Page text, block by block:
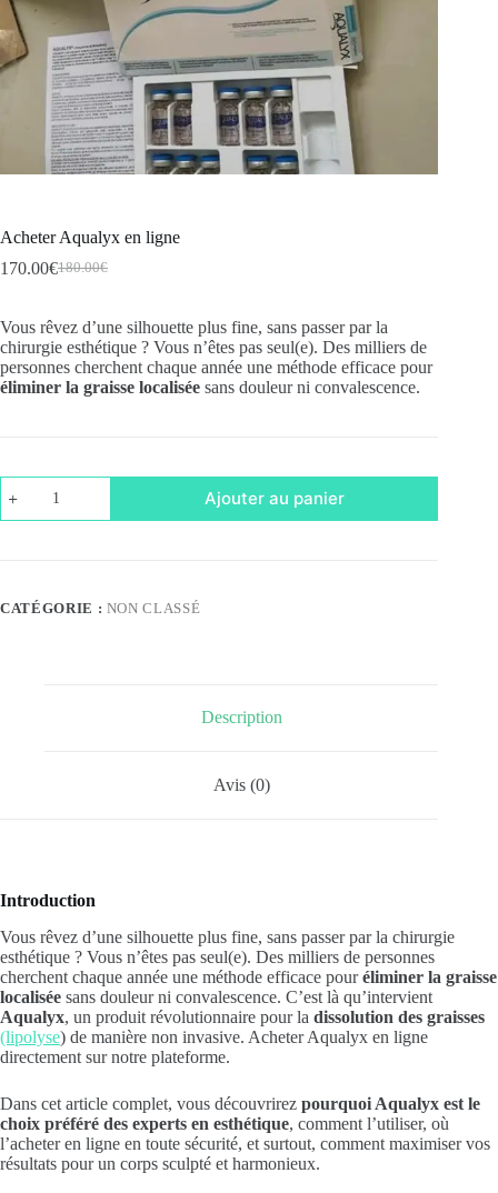
Acheter Aqualyx en ligne
180.00€
Le
était :
180.00€.
170.00€Le
est :
170.00€.
Vous rêvez d’une silhouette plus fine, sans passer par la
chirurgie esthétique ? Vous n’êtes pas seul(e). Des milliers de
personnes cherchent chaque année une méthode efficace pour
éliminer la graisse localisée sans douleur ni convalescence.
quantité
de
Acheter
Ajouter au panier
CATÉGORIE : NON CLASSÉ
Description
Avis (0)
Introduction
Vous rêvez d’une silhouette plus fine, sans passer par la chirurgie
esthétique ? Vous n’êtes pas seul(e). Des milliers de personnes
cherchent chaque année une méthode efficace pouréliminer la graisse
localisée sans douleur ni convalescence. C’est là qu’intervient
Aqualyx, un produit révolutionnaire pour la dissolution des graisses
(lipolyse) de manière non invasive. Acheter Aqualyx en ligne
directement sur notre plateforme.
Dans cet article complet, vous découvrirez pourquoi Aqualyx est le
choix préféré des experts en esthétique, comment l’utiliser, où
l’acheter en ligne en toute sécurité, et surtout, comment maximiser vos
résultats pour un corps sculpté et harmonieux.